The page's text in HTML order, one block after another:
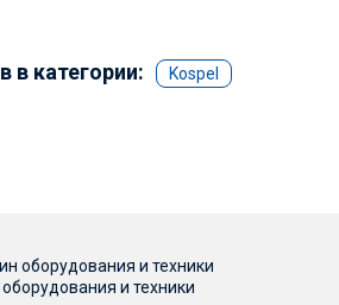
в категории: Kospel
и техники